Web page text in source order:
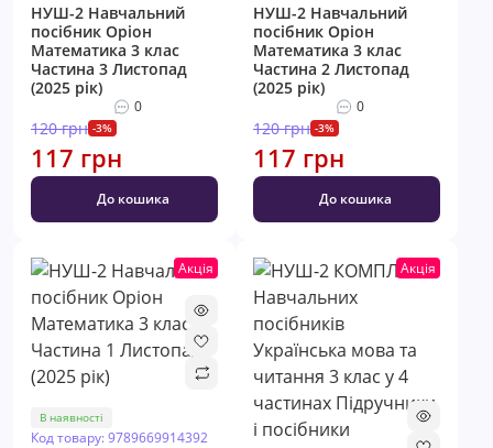
НУШ-2 Навчальний
посібник Оріон
Математика 3 клас
Частина 3 Листопад
(2025 рік)
0
120 грн -3%
117 грн
До кошика
НУШ-2 Навчальний
посібник Оріон
Математика 3 клас
Частина 2 Листопад
(2025 рік)
0
120 грн -3%
117 грн
До кошика
Акція
В наявності
Код товару: 9789669914392
Акція